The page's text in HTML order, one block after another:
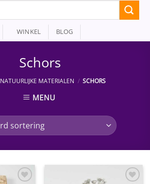
WINKEL BLOG
Schors
NATUURLIJKE MATERIALEN / SCHORS
MENU